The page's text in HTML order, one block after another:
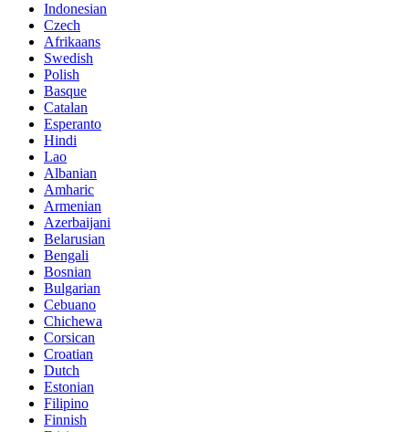
Indonesian
Czech
Afrikaans
Swedish
Polish
Basque
Catalan
Esperanto
Hindi
Lao
Albanian
Amharic
Armenian
Azerbaijani
Belarusian
Bengali
Bosnian
Bulgarian
Cebuano
Chichewa
Corsican
Croatian
Dutch
Estonian
Filipino
Finnish